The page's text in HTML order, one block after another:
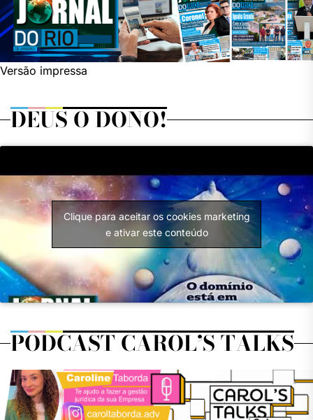
Versão impressa
DEUS O DONO!
Clique para aceitar os cookies marketing
e ativar este conteúdo
PODCAST CAROL’S TALKS